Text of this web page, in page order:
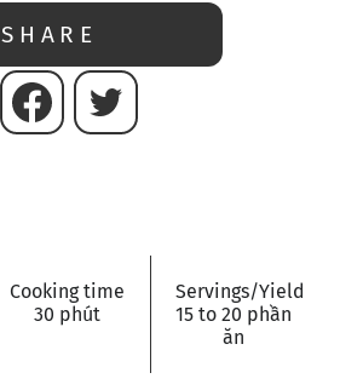
SHARE
Cooking time
30 phút
Servings/Yield
15 to 20 phần
ăn